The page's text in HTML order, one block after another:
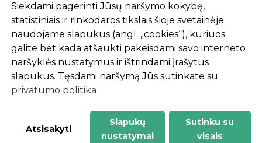
Automobilių priežiūrai
Sodui ir daržui
Informacija
Apie mus
Prekių pirkimo – pardavimo taisyklės
Prekių pristatymas ir atsiėmimas
Siekdami pagerinti Jūsų naršymo kokybę,
statistiniais ir rinkodaros tikslais šioje svetainėje
naudojame slapukus (angl. „cookies“), kuriuos
galite bet kada atšaukti pakeisdami savo interneto
naršyklės nustatymus ir ištrindami įrašytus
slapukus. Tęsdami naršymą Jūs sutinkate su
privatumo politika
Atsisakyti
Slapukų
nustatymai
Sutinku su
visais
-
1
2
%
n
u
o
l
a
i
d